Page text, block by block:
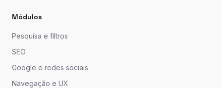
Módulos
Pesquisa e filtros
SEO
Google e redes sociais
Navegação e UX